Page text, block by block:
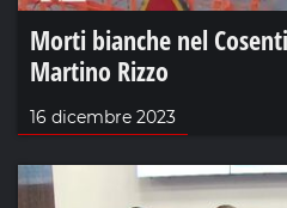
Morti bianche nel
Martino Rizzo
16 dicembre 2023